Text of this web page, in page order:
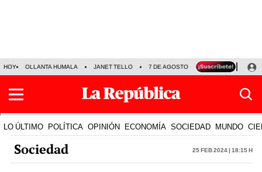
HOY OLLANTA HUMALA JANET TELLO 7 DE AGOSTO TINKA RESULTADOS
LO ÚLTIMO POLÍTICA OPINIÓN ECONOMÍA SOCIEDAD MUNDO
Sociedad 25 Feb 2024 | 18:15 h